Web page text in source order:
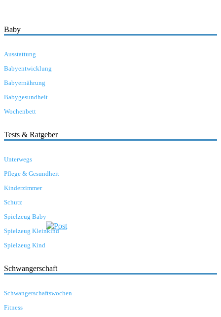
Baby
Ausstattung
Babyentwicklung
Babyernährung
Babygesundheit
Wochenbett
Tests & Ratgeber
Unterwegs
Pflege & Gesundheit
Kinderzimmer
Schutz
Spielzeug Baby
Spielzeug Kleinkind
Spielzeug Kind
Schwangerschaft
Schwangerschaftswochen
Fitness